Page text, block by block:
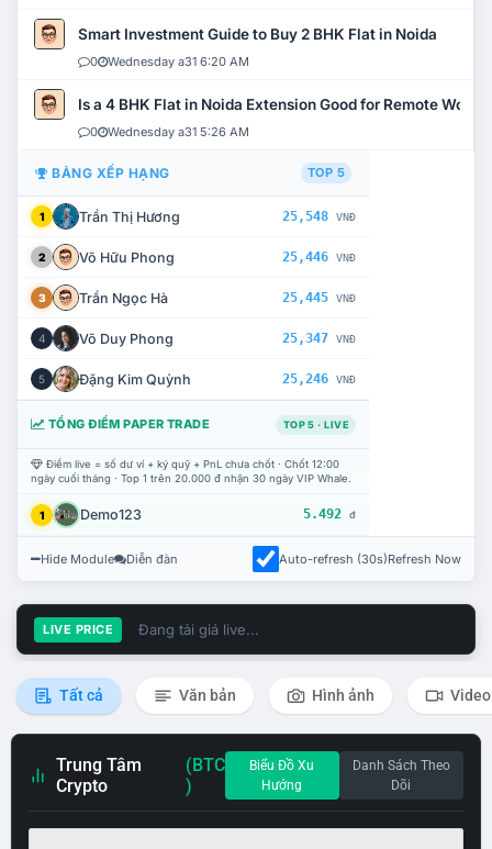
Smart Investment Guide to Buy 2 BHK Flat in Noida
0 Wednesday a31 6:20 AM
Is a 4 BHK Flat in Noida Extension Good for Remote Work?
0 Wednesday a31 5:26 AM
BẢNG XẾP HẠNG TOP 5
1 Trần Thị Hương 25,548 VNĐ
2 Võ Hữu Phong 25,446 VNĐ
3 Trần Ngọc Hà 25,445 VNĐ
4 Võ Duy Phong 25,347 VNĐ
5 Đặng Kim Quỳnh 25,246 VNĐ
TỔNG ĐIỂM PAPER TRADE TOP 5 · LIVE
Điểm live = số dư ví + ký quỹ + PnL chưa chốt · Chốt 12:00
ngày cuối tháng · Top 1 trên 20.000 đ nhận 30 ngày VIP Whale.
1 Demo123 5.492 đ
Hide Module Diễn đàn Auto-refresh (30s)Refresh Now
LIVE PRICE Đang tải giá live...
Tất cả Văn bản Hình ảnh Video
Trung Tâm
Crypto
(BTC
)
Biểu Đồ Xu
Hướng
Danh Sách Theo
Dõi